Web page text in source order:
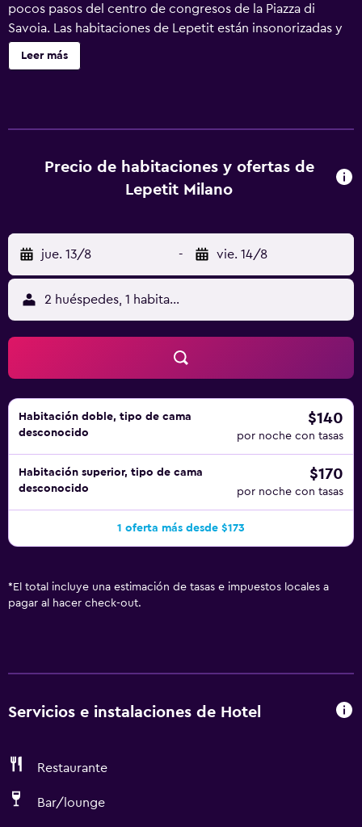
pocos pasos del centro de congresos de la Piazza di
Savoia. Las habitaciones de Lepetit están insonorizadas y
tienen muebles de madera natural o pintada, camas de
hierro forjado, aire acondicionado y TV LCD. Hay WiFi
se encuentra a 4 paradas de metro de la línea amarilla de la
catedral de Milán. Desde allí, el Teatro alla Scala está a 5
Leer más
Precio de habitaciones y ofertas de
Lepetit Milano
jue. 13/8 - vie. 14/8
2 huéspedes, 1 habitación
Habitación doble, tipo de cama
desconocido
$140
por noche con tasas
Habitación superior, tipo de cama
desconocido
$170
por noche con tasas
1 oferta más desde $173
* El total incluye una estimación de tasas e impuestos locales a
pagar al hacer check-out.
Servicios e instalaciones de Hotel
Restaurante
Bar/lounge